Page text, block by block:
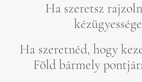
Ha szeretsz
Ha szeretnéd, hogy
Föld bármely